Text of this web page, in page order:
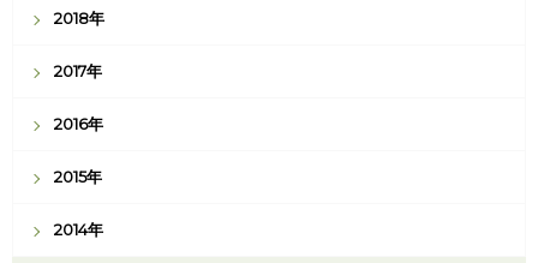
2018年
2017年
2016年
2015年
2014年